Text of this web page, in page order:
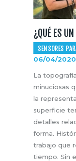
¿QUÉ ES
SENSORES
06/04/2020
La
minuciosas
la
superficie
detalles
forma.
trabajo que
tiempo. Sin